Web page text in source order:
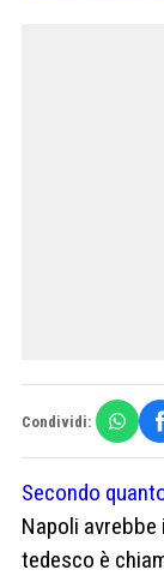
Condividi:
Secondo
Napoli
tedesco è